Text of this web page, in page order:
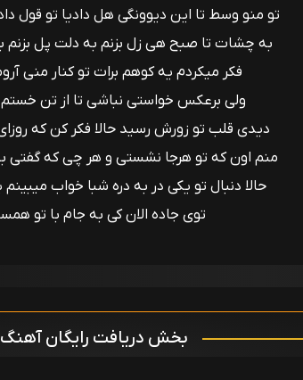
تو منو وسط تا این دیوونگی هل دادیا تو قول
به چشات تا صبح هی زل بزنم به دلت پل
فکر میکردم یه کوهم برات تو کنار منی
ولی برعکس خواستی نباشی تا از تن خستم
دیدی قلب تو زورش رسید حالا فکر کن که
منم اون که تو هرجا نشستی و هر چی که
حالا دنبال تو یکی در به دره شبا خواب
توی جاده الان کی به جام با تو
بخش دریافت رایگان آهنگ